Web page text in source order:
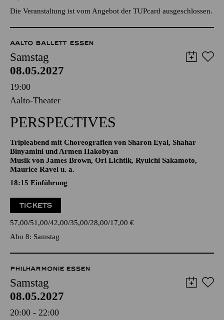
TICKETS
30,00€
Die Veranstaltung ist vom Angebot der TUPcard ausgeschlossen.
AALTO BALLETT ESSEN
Samstag
08.05.2027
19:00
PERSPECTIVES
Tripleabend mit Choreografien von Sharon Eyal, Shahar
Binyamini und Armen Hakobyan
Maurice Ravel u. a.
18:15 Einführung
TICKETS
57,00 51,00 42,00 35,00 28,00 17,00€
Abo 8: Samstag
PHILHARMONIE ESSEN
Samstag